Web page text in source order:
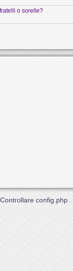
o sorelle?
config.php .